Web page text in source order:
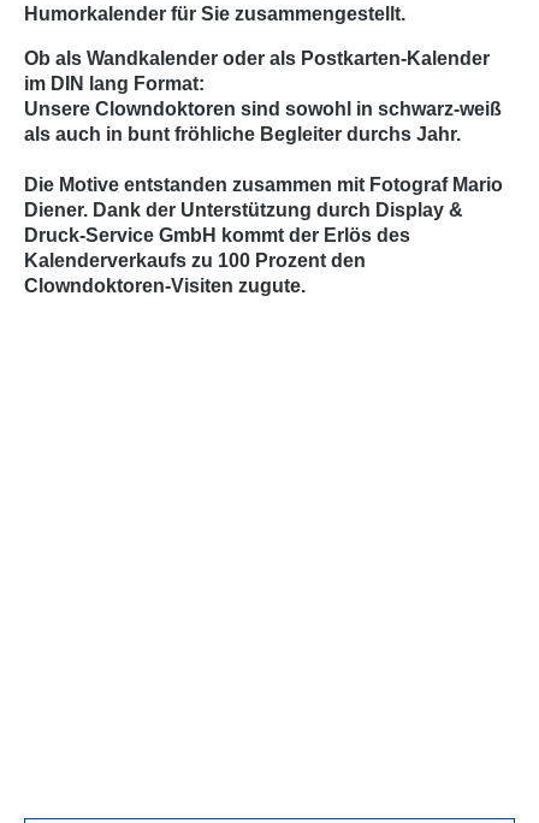
Humorkalender für Sie zusammengestellt.
Ob als Wandkalender oder als Postkarten-Kalender
im DIN lang Format:
Unsere Clowndoktoren sind sowohl in schwarz-weiß
als auch in bunt fröhliche Begleiter durchs Jahr.
Die Motive entstanden zusammen mit Fotograf Mario
Diener. Dank der Unterstützung durch Display &
Druck-Service GmbH kommt der Erlös des
Kalenderverkaufs zu 100 Prozent den
Clowndoktoren-Visiten zugute.